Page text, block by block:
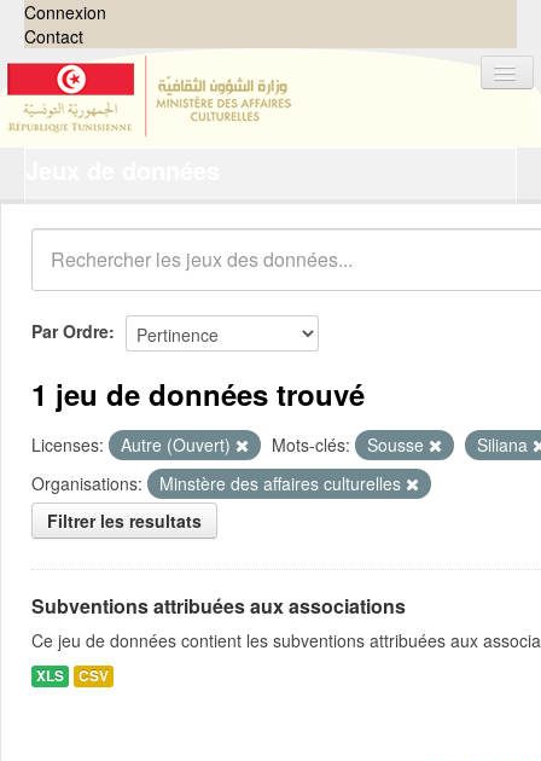
Connexion
Contact
Organisations
Groupes
Demandes 0
À propos
Par Ordre
1 jeu de données trouvé
Licenses: Autre (Ouvert) Mots-clés: Sousse
Siliana
Organisations:
Minstère des affaires culturelles
Filtrer les resultats
Subventions attribuées aux associations
Ce jeu de données contient les subventions attribuées aux
XLS CSV